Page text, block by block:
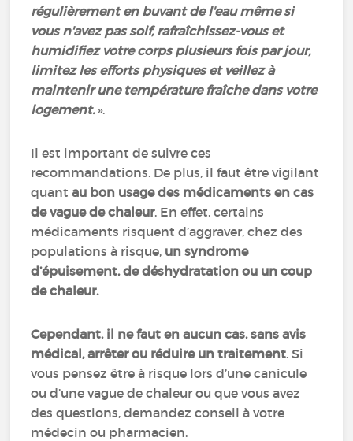
régulièrement en buvant de l'eau même si
vous n'avez pas soif, rafraîchissez-vous et
humidifiez votre corps plusieurs fois par jour,
limitez les efforts physiques et veillez à
maintenir une température fraîche dans votre
logement.».
Il est important de suivre ces
recommandations. De plus, il faut être vigilant
quantau bon usage des médicaments en cas
de vague de chaleur. En effet, certains
médicaments risquent d’aggraver, chez des
populations à risque, un syndrome
d’épuisement, de déshydratation ou un coup
de chaleur.
Cependant, il ne faut en aucun cas, sans avis
médical, arrêter ou réduire un traitement. Si
vous pensez être à risque lors d’une canicule
ou d’une vague de chaleur ou que vous avez
des questions, demandez conseil à votre
médecin ou pharmacien.